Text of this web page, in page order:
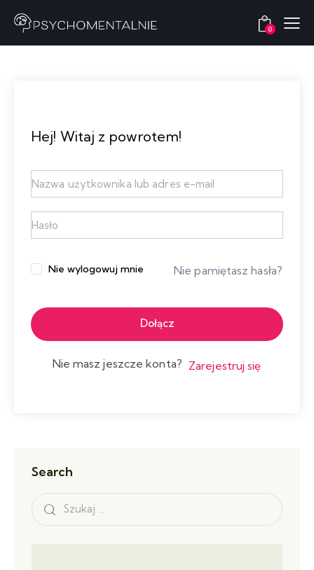
0
Hej! Witaj z powrotem!
Nie wylogowuj mnie Nie pamiętasz hasła?
Dołącz
Nie masz jeszcze konta? Zarejestruj się
Search